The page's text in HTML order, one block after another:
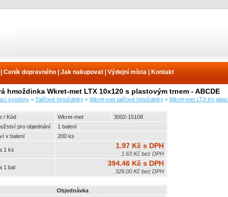
Ceník dopravného| Jak nakupovat| Výdejní místa | Kontakt
hmoždinka Wkret-met LTX 10x120 s plastovým trnem - ABCDE
systémy» Talířové hmoždinky» Wkret-met talířové hmoždinky» Wkret-met LTX trn
/ Kód Wkret-met
3002-15108
pro objednání
1 balení
v balení
200 ks
1 ks 1.97 Kč s DPH
1.63 Kč bez DPH
1 bal 394.46 Kč s DPH
326.00 Kč bez DPH
Objednávka